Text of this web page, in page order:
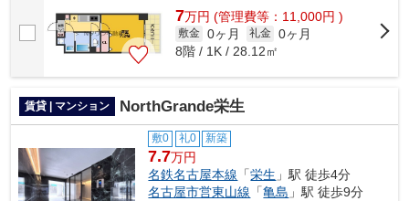
7万円 (管理費等：11,000円 )
敷金 0ヶ月 礼金 0ヶ月
8階 / 1K / 28.12㎡
賃貸 | マンション NorthGrande栄生
敷0 礼0 新築
7.7万円
名鉄名古屋本線 「栄生 」駅 徒歩4分
名古屋市営東山線 「亀島 」駅 徒歩9分